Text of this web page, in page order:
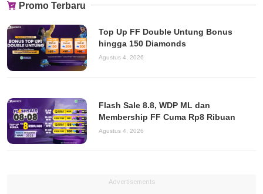
Promo Terbaru
Top Up FF Double Untung Bonus
hingga 150 Diamonds
Agustus 4, 2026
Flash Sale 8.8, WDP ML dan
Membership FF Cuma Rp8 Ribuan
Agustus 4, 2026
Advertisements